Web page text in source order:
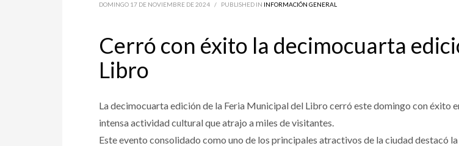
DOMINGO 17 DE NOVIEMBRE DE 2024 / PUBLISHED IN INFORMACIÓN GENERAL
Cerró con éxito la decimocuarta
Libro
La decimocuarta edición de la Feria Municipal del Libro cerró este domingo con éxito
intensa actividad cultural que atrajo a miles de visitantes.
Este evento consolidado como uno de los principales atractivos de la ciudad destacó